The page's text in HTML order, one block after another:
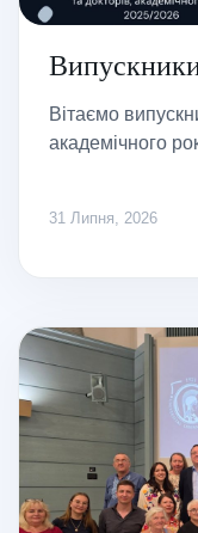
Вітаємо
академічного
31 Липня, 2026